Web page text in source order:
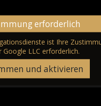
erforderlich
ist Ihre
LLC erforderlich.
und aktivieren